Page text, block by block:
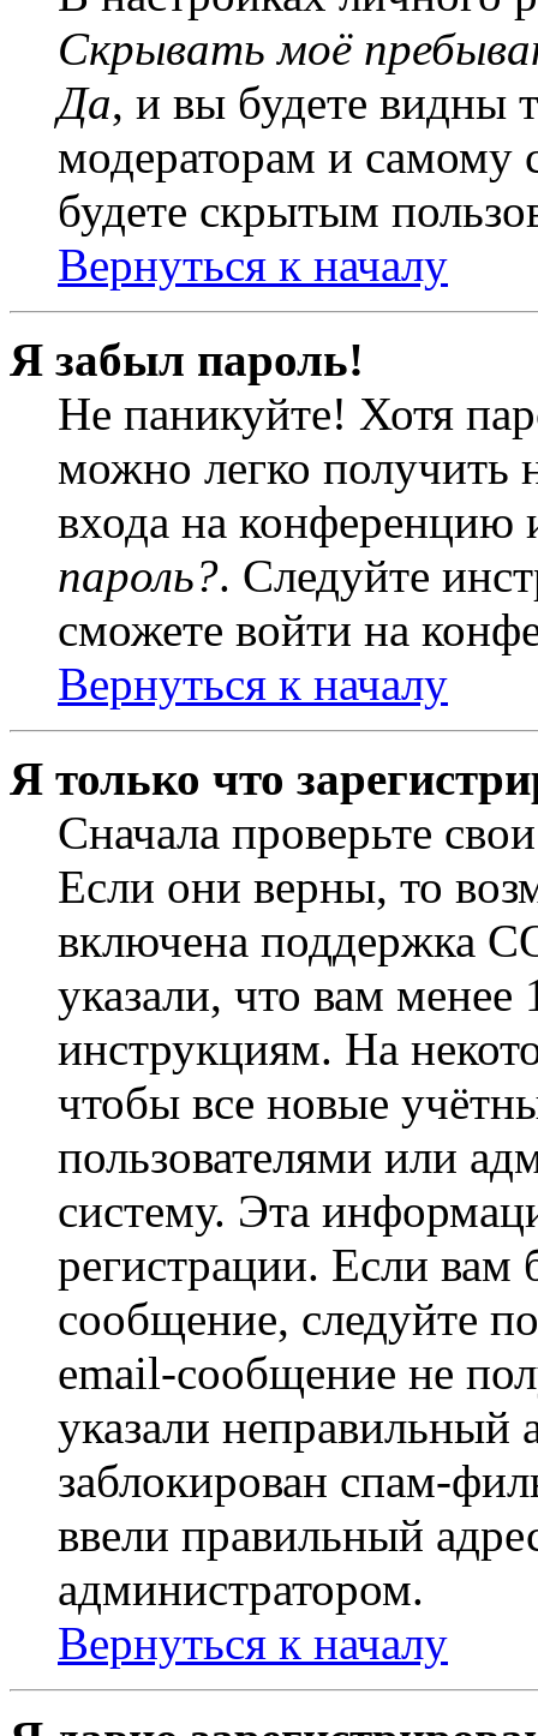
Скрывать моё
Да, и вы будете видны
модераторам и самому
будете скрытым
Вернуться к началу
Я забыл пароль!
Не паникуйте! Хотя
можно легко получить
входа на
пароль?. Следуйте
сможете войти на
Вернуться к началу
Я только что
Сначала проверьте
Если они верны, то
включена поддержка
указали, что вам
инструкциям. На
чтобы все новые
пользователями или
систему. Эта
регистрации. Если
сообщение, следуйте
email-сообщение не
указали неправильный
заблокирован спам-
ввели правильный
администратором.
Вернуться к началу